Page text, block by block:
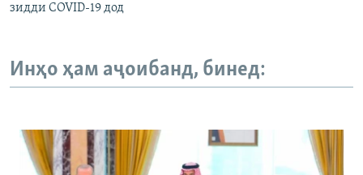
зидди COVID-19 дод
Инҳо ҳам аҷоибанд, бинед: